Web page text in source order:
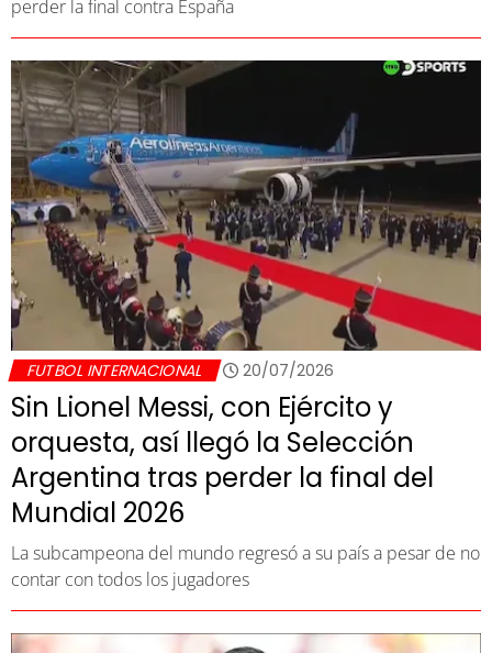
perder la final contra España
FUTBOL INTERNACIONAL 20/07/2026
Sin Lionel Messi, con Ejército y
orquesta, así llegó la Selección
Argentina tras perder la final del
Mundial 2026
La subcampeona del mundo regresó a su país a pesar de no
contar con todos los jugadores